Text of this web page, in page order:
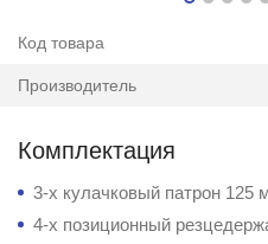
Код товара
Производитель
Комплектация
3-х кулачковый патрон 125
4-х позиционный